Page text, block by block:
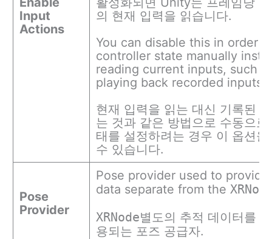
Input
Actions
의 현재 입력을 읽습니다.
You can disable this in order
controller state manually
reading current inputs, such
playing back recorded inputs.
현재 입력을 읽는 대신 기록된
는 것과 같은 방법으로 수동으
태를 설정하려는 경우 이 옵션
수 있습니다.
Pose
Provider
Pose provider used to
data separate from the
XRNode별도의 추적 데이터를
용되는 포즈 공급자.